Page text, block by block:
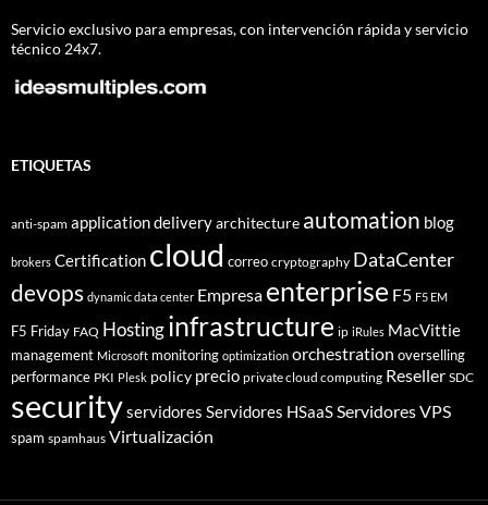
Servicio exclusivo para empresas, con intervención rápida y servicio
técnico 24x7.
ETIQUETAS
anti-spam application deliveryarchitecture automation blog
brokers Certification cloud correo cryptography DataCenter
devops dynamic data center Empresa enterprise F5 F5 EM
F5 Friday FAQ Hostinginfrastructure ip iRules MacVittie
management Microsoft monitoring optimization orchestration overselling
performance PKI Plesk policy precio private cloud computing Reseller SDC
securityservidores Servidores HSaaSServidores VPS
spam spamhaus Virtualización